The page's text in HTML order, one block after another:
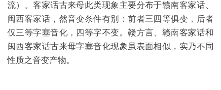
流）。客家话古来母此类现象主要分布于赣南客家话、
闽西客家话，然音变条件有别：前者三四等俱变，后者
仅三等字塞音化，四等字不变。赣方言、赣南客家话和
闽西客家话古来母字塞音化现象虽表面相似，实乃不同
性质之音变产物。